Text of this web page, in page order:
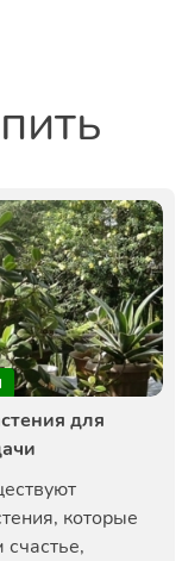
для
которые
счастье,